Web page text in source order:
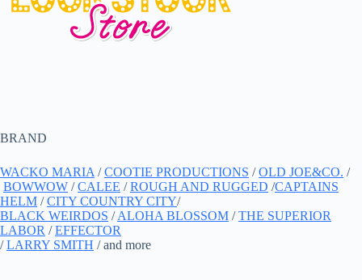
BRAND
WACKO MARIA /COOTIE PRODUCTIONS /OLD JOE&CO. /
BOWWOW /CALEE /ROUGH AND RUGGED /CAPTAINS
HELM /CITY COUNTRY CITY/
BLACK WEIRDOS /ALOHA BLOSSOM /THE SUPERIOR
LABOR /EFFECTOR
/LARRY SMITH / and more